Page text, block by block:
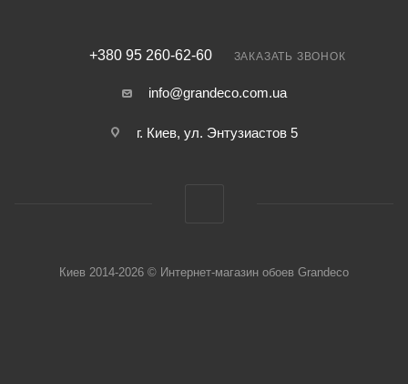
+380 95 260-62-60 ЗАКАЗАТЬ ЗВОНОК
info@grandeco.com.ua
г. Киев, ул. Энтузиастов 5
Киев 2014-2026 © Интернет-магазин обоев Grandeco